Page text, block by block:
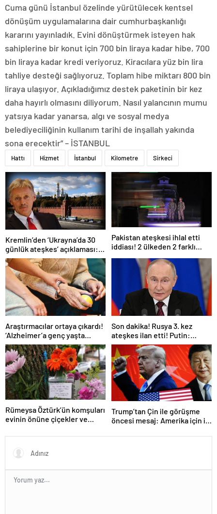
Cuma günü İstanbul özelinde yürütülecek kentsel
dönüşüm uygulamalarına dair cumhurbaşkanlığı
kararını yayınladık. Evini dönüştürmek isteyen hak
sahiplerine bir konut için 700 bin liraya kadar hibe, 700
bin liraya kadar kredi veriyoruz. Kiracılara yüz bin lira
tahliye desteği sağlıyoruz. Toplam hibe miktarı 800 bin
liraya ulaşıyor. Açıkladığımız destek paketinin bir kez
daha hayırlı olmasını diliyorum. Nasıl yalancının mumu
yatsıya kadar yanarsa, algı ve sosyal medya
belediyeciliğinin kullanım tarihi de inşallah yakında
sona erecektir” – İSTANBUL
Hattı Hizmet İstanbul Kilometre Sirkeci
Kremlin’den ‘Ukrayna’da 30
günlük ateşkes’ açıklaması:
Bunu iyice düşünmeliyiz
Pakistan ateşkesi ihlal etti
iddiası! 2 ülkeden 2 farklı
Araştırmacılar ortaya çıkardı!
‘Alzheimer’a genç yaşta
yakalanabilirsiniz’
Son dakika! Rusya 3. kez
ateşkes ilan etti! Putin:
Erdoğan ile görüşme
gerçekleştireceğiz
Rümeysa Öztürk’ün komşuları
evinin önüne çiçekler ve
Trump’tan Çin ile görüşme
öncesi mesaj: Amerika için iyi